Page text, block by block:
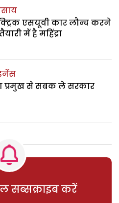
एसयूवी कार लौन्च करने
में है महिंद्रा
प्रमुख से सबक ले सरकार
सब्सक्राइब करें